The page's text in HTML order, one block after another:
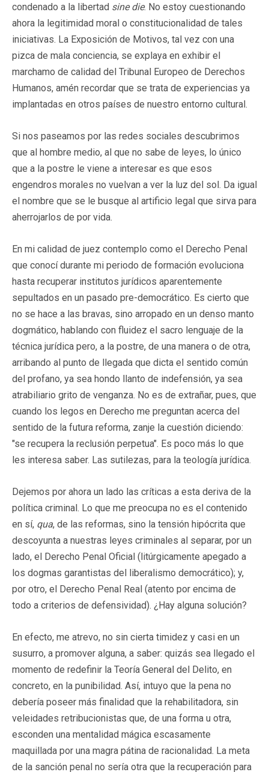
condenado a la libertad sine die. No estoy cuestionando
ahora la legitimidad moral o constitucionalidad de tales
iniciativas. La Exposición de Motivos, tal vez con una
pizca de mala conciencia, se explaya en exhibir el
marchamo de calidad del Tribunal Europeo de Derechos
Humanos, amén recordar que se trata de experiencias ya
implantadas en otros países de nuestro entorno cultural.
Si nos paseamos por las redes sociales descubrimos
que al hombre medio, al que no sabe de leyes, lo único
que a la postre le viene a interesar es que esos
engendros morales no vuelvan a ver la luz del sol. Da igual
el nombre que se le busque al artificio legal que sirva para
aherrojarlos de por vida.
En mi calidad de juez contemplo como el Derecho Penal
que conocí durante mi periodo de formación evoluciona
hasta recuperar institutos jurídicos aparentemente
sepultados en un pasado pre-democrático. Es cierto que
no se hace a las bravas, sino arropado en un denso manto
dogmático, hablando con fluidez el sacro lenguaje de la
técnica jurídica pero, a la postre, de una manera o de otra,
arribando al punto de llegada que dicta el sentido común
del profano, ya sea hondo llanto de indefensión, ya sea
atrabiliario grito de venganza. No es de extrañar, pues, que
cuando los legos en Derecho me preguntan acerca del
sentido de la futura reforma, zanje la cuestión diciendo:
"se recupera la reclusión perpetua". Es poco más lo que
les interesa saber. Las sutilezas, para la teología jurídica.
Dejemos por ahora un lado las críticas a esta deriva de la
política criminal. Lo que me preocupa no es el contenido
en sí, qua, de las reformas, sino la tensión hipócrita que
descoyunta a nuestras leyes criminales al separar, por un
lado, el Derecho Penal Oficial (litúrgicamente apegado a
los dogmas garantistas del liberalismo democrático); y,
por otro, el Derecho Penal Real (atento por encima de
todo a criterios de defensividad). ¿Hay alguna solución?
En efecto, me atrevo, no sin cierta timidez y casi en un
susurro, a promover alguna, a saber: quizás sea llegado el
momento de redefinir la Teoría General del Delito, en
concreto, en la punibilidad. Así, intuyo que la pena no
debería poseer más finalidad que la rehabilitadora, sin
veleidades retribucionistas que, de una forma u otra,
esconden una mentalidad mágica escasamente
maquillada por una magra pátina de racionalidad. La meta
de la sanción penal no sería otra que la recuperación para